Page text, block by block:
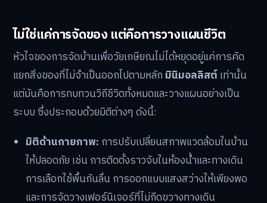
ไม่ใช่แค่การจัดของ แต่คือการวางแผนชีวิต
หัวใจของการจัดบ้านเพื่อวัยเกษียณไม่ได้หยุดอยู่แค่การคัด
แยกสิ่งของที่ไม่จำเป็นออกไปตามหลัก มินิมอลลิสต์เท่านั้น
แต่มันคือการทบทวนวิถีชีวิตทั้งหมดและวางแผนอย่างเป็น
ระบบ ซึ่งประกอบด้วยมิติต่างๆ ดังนี้:
มิติด้านกายภาพ: การปรับเปลี่ยนสภาพแวดล้อมในบ้าน
ให้ปลอดภัย เช่น การติดตั้งราวจับในห้องน้ำและทางเดิน
การเลือกใช้พื้นกันลื่น การออกแบบแสงสว่างให้เพียงพอ
และการจัดวางเฟอร์นิเจอร์ที่ไม่กีดขวางทางเดิน